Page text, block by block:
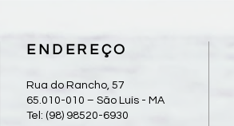
ENDEREÇO
Rua do Rancho, 57
65.010-010 – São Luís - MA
Tel: (98) 98520-6930